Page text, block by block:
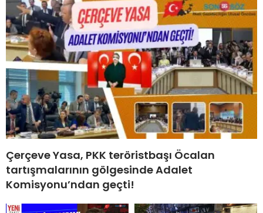
Çerçeve Yasa, PKK teröristbaşı Öcalan
tartışmalarının gölgesinde Adalet
Komisyonu’ndan geçti!